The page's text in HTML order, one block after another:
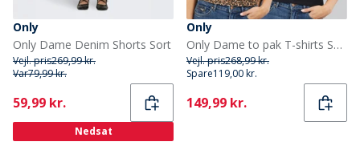
Only
Only Dame Denim Shorts Sort
Vejl. pris269,99 kr.
Var79,99 kr.
Current
59,99 kr.
Nedsat
Only
Only Dame to pak T-shirts Sort
Vejl. pris268,99 kr.
Spare119,00 kr.
Current
149,99 kr.